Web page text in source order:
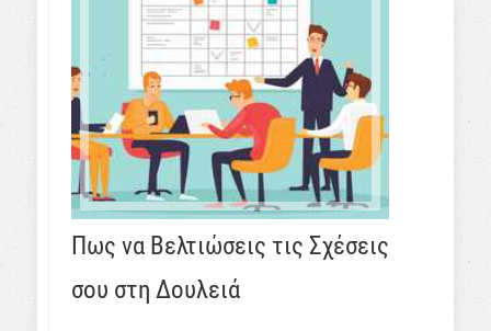
Πως να Βελτιώσεις τις Σχέσεις
σου στη Δουλειά